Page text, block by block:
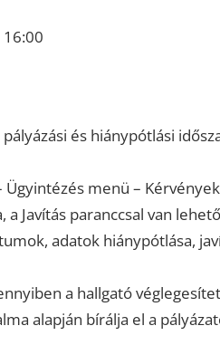
és hiánypótlási
menü –
Javítás paranccsal van
adatok hiánypótlása,
a hallgató
alapján bírálja el a